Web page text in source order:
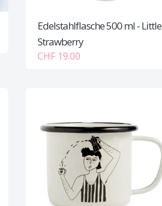
Edelstahlflasche 500 ml - Little
Strawberry
CHF 19.00